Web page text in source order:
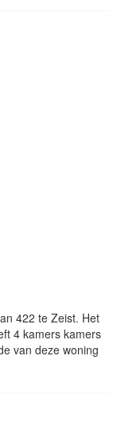
422 te Zeist. Het
4 kamers kamers
van deze woning